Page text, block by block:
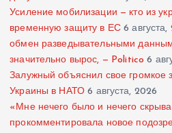
Усиление мобилизации — кто из
временную защиту в ЕС 6 августа,
обмен разведывательными
значительно вырос, — Politico 6
Залужный объяснил свое громкое
Украины в НАТО 6 августа, 2026
«Мне нечего было и нечего
прокомментировала новое